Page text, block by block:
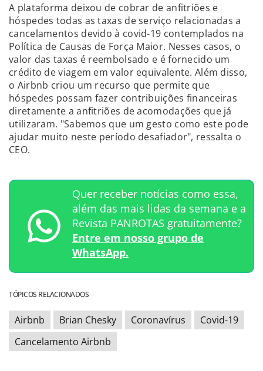
A plataforma deixou de cobrar de anfitriões e
hóspedes todas as taxas de serviço relacionadas a
cancelamentos devido à covid-19 contemplados na
Política de Causas de Força Maior. Nesses casos, o
valor das taxas é reembolsado e é fornecido um
crédito de viagem em valor equivalente. Além disso,
o Airbnb criou um recurso que permite que
hóspedes possam fazer contribuições financeiras
diretamente a anfitriões de acomodações que já
utilizaram. "Sabemos que um gesto como este pode
ajudar muito neste período desafiador", ressalta o
CEO.
Quer receber notícias como essa,
além das mais lidas da semana e a
Revista PANROTAS gratuitamente?
Entre em nosso grupo de
WhatsApp.
TÓPICOS RELACIONADOS
Airbnb Brian Chesky Coronavírus
Covid-19
Cancelamento Airbnb